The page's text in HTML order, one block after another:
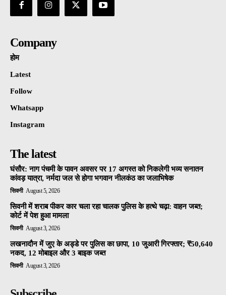
Company
होम
Latest
Follow
Whatsapp
Instagram
The latest
घंसौर: नाग पंचमी के पावन अवसर पर 17 अगस्त को निकलेगी भव्य सनातन
कांवड़ यात्रा, नर्मदा जल से होगा भगवान नीलकंठ का जलाभिषेक
सिवनी August 5, 2026
सिवनी में शराब पीकर कार चला रहा चालक पुलिस के हत्थे चढ़ा: वाहन जब्त;
कोर्ट में पेश हुआ मामला
सिवनी August 3, 2026
लखनादौन में जुए के अड्डे पर पुलिस का छापा, 10 जुआरी गिरफ्तार; ₹50,640
नकद, 12 मोबाइल और 3 बाइक जब्त
सिवनी August 3, 2026